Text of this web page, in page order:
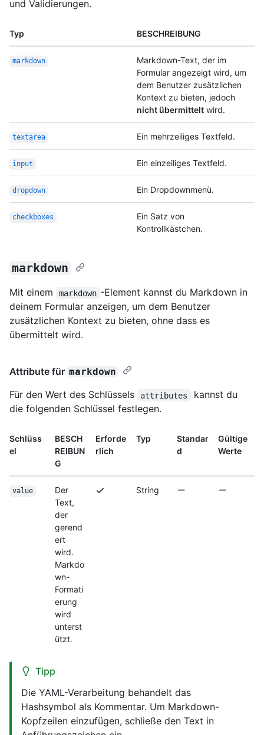
und Validierungen.
Typ BESCHREIBUNG
markdown
Markdown-Text, der im
Formular angezeigt wird, um
dem Benutzer zusätzlichen
Kontext zu bieten, jedoch
nicht übermittelt wird.
textarea Ein mehrzeiliges Textfeld.
input Ein einzeiliges Textfeld.
dropdown Ein Dropdownmenü.
checkboxes
Ein Satz von
Kontrollkästchen.
markdown
Mit einem markdown -Element kannst du Markdown in
deinem Formular anzeigen, um dem Benutzer
zusätzlichen Kontext zu bieten, ohne dass es
übermittelt wird.
Attribute für markdown
Für den Wert des Schlüssels attributes
kannst du
die folgenden Schlüssel festlegen.
Schlüss
el
BESCH
REIBUN
G
Erforde
rlich
Typ
Standar
d
Gültige
Werte
value
Der
Text,
der
gerend
ert
wird.
Markdo
wn-
Formati
erung
wird
unterst
ützt.
String
Tipp
Die YAML-Verarbeitung behandelt das
Hashsymbol als Kommentar. Um Markdown-
Kopfzeilen einzufügen, schließe den Text in